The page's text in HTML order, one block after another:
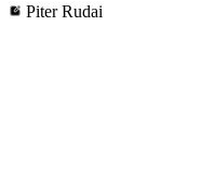
Piter Rudai